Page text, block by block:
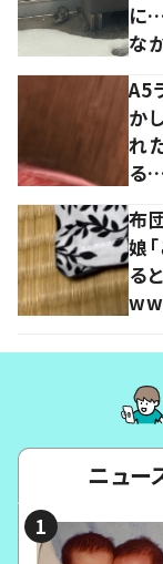
に
な
A5
か
れ
る…
布
娘
る
ww
ニュー